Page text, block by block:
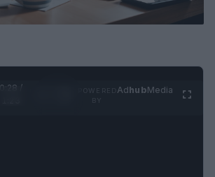
0:28 /
AdhubMedia